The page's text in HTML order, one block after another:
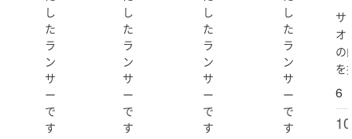
・建築の設計および工事監理（新築・リノベーション）
・店舗、飲食店、オフィスの内装設計および工事監理
・建築に関する企画・デザインコンサルティング業務
・地域・まちづくりに関するコンセプトメイキング・調
査研究
【お問合せについて】
し
た
ラ
ン
サ
ー
で
す
し
た
ラ
ン
サ
ー
で
す
し
た
ラ
ン
サ
ー
で
す
し
た
ラ
ン
サ
ー
で
す
サ
オ
の
を
6